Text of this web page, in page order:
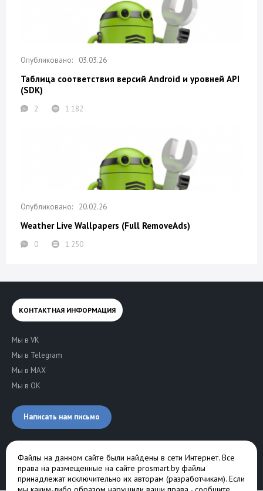
03.03.26
Таблица соответствия версий Android и уровней API
(SDK)
2 1 182
20.02.26
Weather Live Wallpapers (Full RemoveAds)
0 1 250
КОНТАКТНАЯ ИНФОРМАЦИЯ
Мы в VK
Мы в Telegram
Мы в MAX
Мы в OK
Написать нам письмо
Файлы на данном сайте были найдены в сети Интернет. Все
права на размещенные на сайте prosmart.by файлы
принадлежат исключительно их авторам (разработчикам). Если